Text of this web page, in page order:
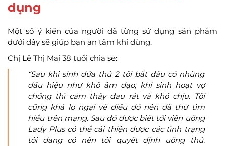
dụng
Một số ý kiến của người đã từng sử dụng sản phẩm
dưới đây sẽ giúp bạn an tâm khi dùng.
Chị Lê Thị Mai 38 tuổi chia sẻ:
“Sau khi sinh đứa thứ 2 tôi bắt đầu có những
dấu hiệu như khô âm đạo, khi sinh hoạt vợ
chồng thì cảm thấy đau rát và khó chịu. Tôi
cũng khá lo ngại về điều đó nên đã thử tìm
hiểu trên mạng. Sau đó được biết tới viên uống
Lady Plus có thể cải thiện được các tình trạng
tôi đang có nên tôi quyết định uống thử.